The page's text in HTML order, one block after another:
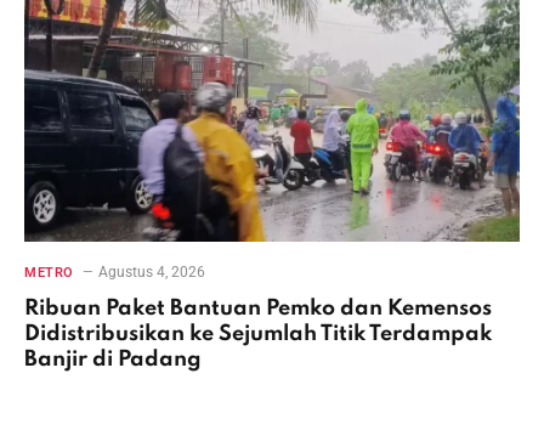
METRO Agustus 4, 2026
Ribuan Paket Bantuan Pemko dan Kemensos
Didistribusikan ke Sejumlah Titik Terdampak
Banjir di Padang